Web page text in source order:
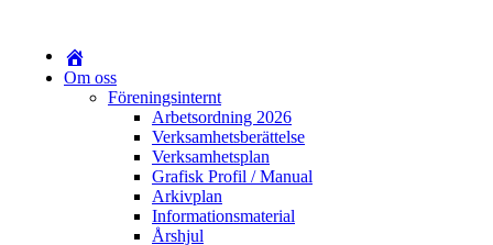
Om oss
Föreningsinternt
Arbetsordning 2026
Verksamhetsberättelse
Verksamhetsplan
Grafisk Profil / Manual
Arkivplan
Informationsmaterial
Årshjul